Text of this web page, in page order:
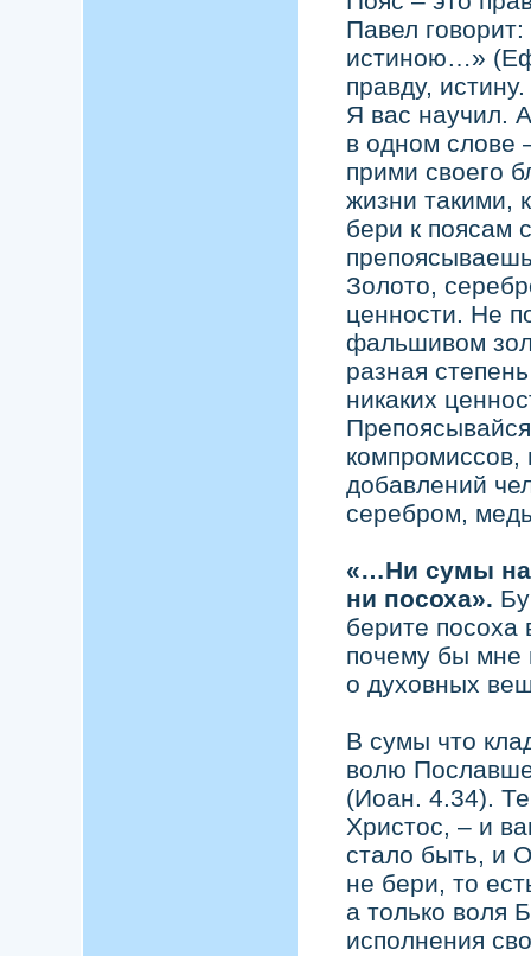
Павел
истиною…»
правду,
Я вас научил.
в одном слове
прими своего
жизни такими,
бери к поясам
Золото,
ценности. Не
фальшивом
разная
никаких
компромиссов,
добавлений
серебром,
«…Ни сумы на
ни посоха».
берите посоха
почему бы мне
о духовных
В сумы что
волю
(Иоан. 4.34).
Христос, – и
стало быть, и
не бери, то
а только воля
исполнения